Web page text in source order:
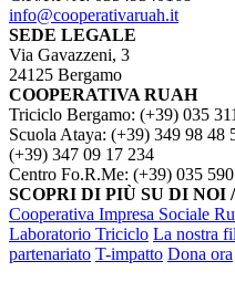
info@cooperativaruah.it
SEDE LEGALE
Via Gavazzeni, 3
24125 Bergamo
COOPERATIVA RUAH
Triciclo Bergamo: (+39) 035
Scuola Ataya: (+39) 349 98 48
(+39) 347 09 17 234
Centro Fo.R.Me: (+39) 035
SCOPRI DI PIÙ SU DI
Cooperativa Impresa Sociale
Laboratorio Triciclo La nostra
partenariato T-impatto Dona ora